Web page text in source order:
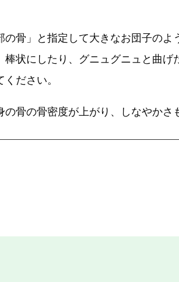
の骨」と指定して大きなお団子のよ
棒状にしたり、グニュグニュと曲げ
ださい。
の骨の骨密度が上がり、しなやかさ